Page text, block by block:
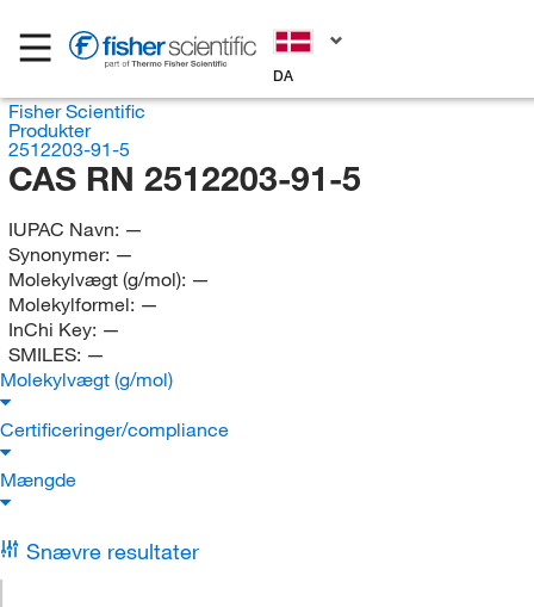
DA
Fisher Scientific
Produkter
2512203-91-5
CAS RN 2512203-91-5
IUPAC Navn: —
Synonymer: —
Molekylvægt (g/mol): —
Molekylformel: —
InChi Key: —
SMILES: —
Molekylvægt (g/mol)
Certificeringer/compliance
Mængde
Snævre resultater